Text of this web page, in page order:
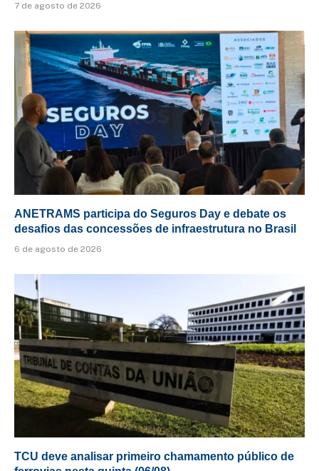
7 de agosto de 2026
ANETRAMS participa do Seguros Day e debate os
desafios das concessões de infraestrutura no Brasil
6 de agosto de 2026
TCU deve analisar primeiro chamamento público de